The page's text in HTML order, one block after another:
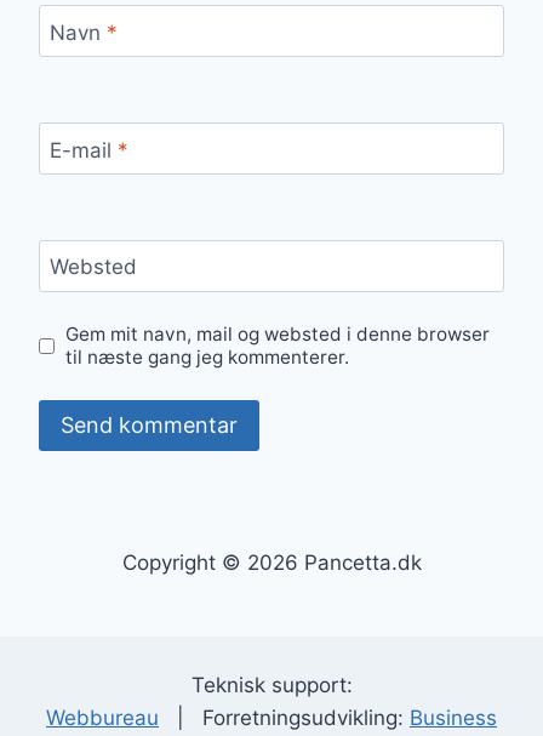
Navn *
E-mail *
Websted
Gem mit navn, mail og websted i denne browser
til næste gang jeg kommenterer.
Copyright © 2026 Pancetta.dk
Teknisk support:
Webbureau | Forretningsudvikling: Business